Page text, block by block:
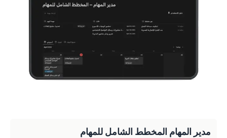
مدير المهام المخطط الشامل للمهام